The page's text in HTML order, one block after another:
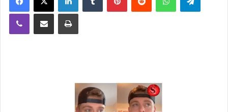
Viber Compartir vía email Imprimir